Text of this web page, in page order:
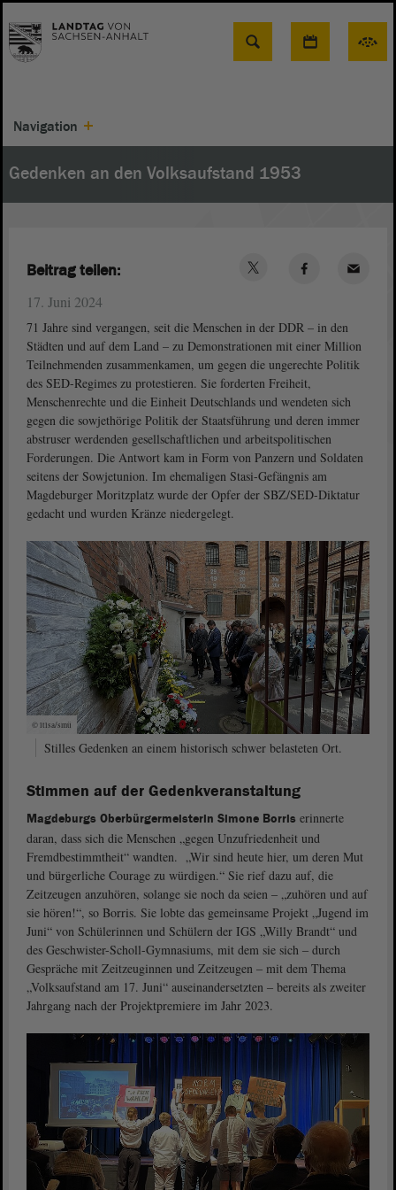
Suche
Navigation
Gedenken an den Volksaufstand 1953
17. Juni 2024
71 Jahre sind vergangen, seit die Menschen in der DDR – in den
Städten und auf dem Land – zu Demonstrationen mit einer Million
Teilnehmenden zusammenkamen, um gegen die ungerechte Politik
des SED-Regimes zu protestieren. Sie forderten Freiheit,
Menschenrechte und die Einheit Deutschlands und wendeten sich
gegen die sowjethörige Politik der Staatsführung und deren immer
abstruser werdenden gesellschaftlichen und arbeitspolitischen
Forderungen. Die Antwort kam in Form von Panzern und Soldaten
seitens der Sowjetunion. Im ehemaligen Stasi-Gefängnis am
Magdeburger Moritzplatz wurde der Opfer der SBZ/SED-Diktatur
gedacht und wurden Kränze niedergelegt.
© ltlsa/smü
Stilles Gedenken an einem historisch schwer belasteten Ort.
Stimmen auf der Gedenkveranstaltung
Magdeburgs Oberbürgermeisterin Simone Borris erinnerte
daran, dass sich die Menschen „gegen Unzufriedenheit und
Fremdbestimmtheit“ wandten. „Wir sind heute hier, um deren Mut
und bürgerliche Courage zu würdigen.“ Sie rief dazu auf, die
Zeitzeugen anzuhören, solange sie noch da seien ‒ „zuhören und auf
sie hören!“, so Borris. Sie lobte das gemeinsame Projekt „Jugend im
Juni“ von Schülerinnen und Schülern der IGS „Willy Brandt“ und
des Geschwister-Scholl-Gymnasiums, mit dem sie sich ‒ durch
Gespräche mit Zeitzeuginnen und Zeitzeugen ‒ mit dem Thema
„Volksaufstand am 17. Juni“ auseinandersetzten ‒ bereits als zweiter
Jahrgang nach der Projektpremiere im Jahr 2023.
Beitrag teilen: